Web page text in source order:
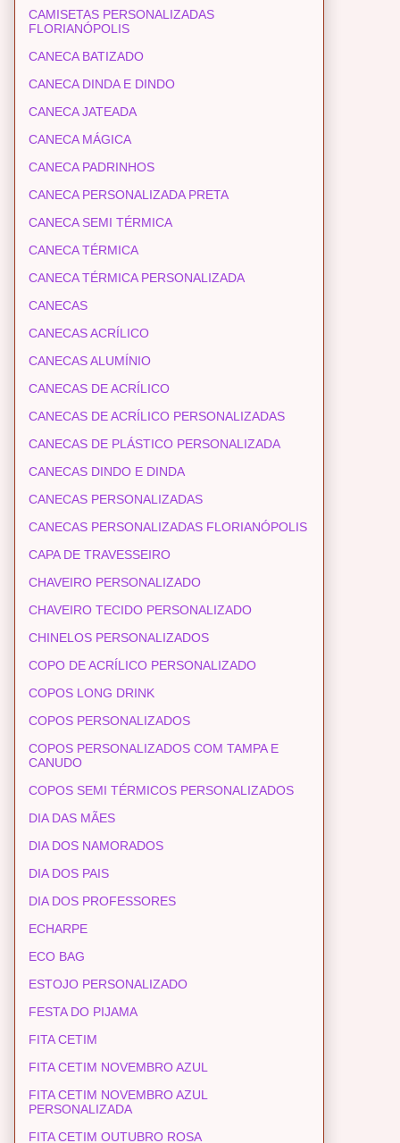
CAMISETAS PERSONALIZADAS
FLORIANÓPOLIS
CANECA BATIZADO
CANECA DINDA E DINDO
CANECA JATEADA
CANECA MÁGICA
CANECA PADRINHOS
CANECA PERSONALIZADA PRETA
CANECA SEMI TÉRMICA
CANECA TÉRMICA
CANECA TÉRMICA PERSONALIZADA
CANECAS
CANECAS ACRÍLICO
CANECAS ALUMÍNIO
CANECAS DE ACRÍLICO
CANECAS DE ACRÍLICO PERSONALIZADAS
CANECAS DE PLÁSTICO PERSONALIZADA
CANECAS DINDO E DINDA
CANECAS PERSONALIZADAS
CANECAS PERSONALIZADAS FLORIANÓPOLIS
CAPA DE TRAVESSEIRO
CHAVEIRO PERSONALIZADO
CHAVEIRO TECIDO PERSONALIZADO
CHINELOS PERSONALIZADOS
COPO DE ACRÍLICO PERSONALIZADO
COPOS LONG DRINK
COPOS PERSONALIZADOS
COPOS PERSONALIZADOS COM TAMPA E
CANUDO
COPOS SEMI TÉRMICOS PERSONALIZADOS
DIA DAS MÃES
DIA DOS NAMORADOS
DIA DOS PAIS
DIA DOS PROFESSORES
ECHARPE
ECO BAG
ESTOJO PERSONALIZADO
FESTA DO PIJAMA
FITA CETIM
FITA CETIM NOVEMBRO AZUL
FITA CETIM NOVEMBRO AZUL
PERSONALIZADA
FITA CETIM OUTUBRO ROSA